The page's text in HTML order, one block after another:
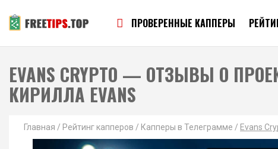
ПРОВЕРЕННЫЕ КАППЕРЫ
EVANS CRYPTO — ОТЗЫВЫ О
КИРИЛЛА EVANS
Главная / Рейтинг капперов / Капперы в Телеграмме / Evans